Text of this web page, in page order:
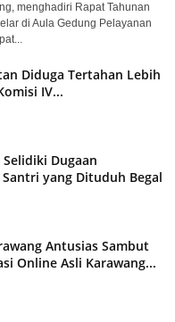
menghadiri Rapat Tahunan
di Aula Gedung Pelayanan
Diduga Tertahan Lebih
IV...
Dugaan
yang Dituduh Begal
Antusias Sambut
Online Asli Karawang...